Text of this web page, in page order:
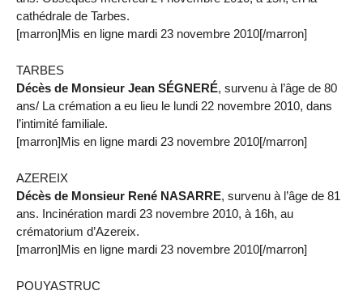
cathédrale de Tarbes.
[marron]Mis en ligne mardi 23 novembre 2010[/marron]
TARBES
Décès de Monsieur Jean SÉGNERÉ, survenu à l’âge de 80
ans/ La crémation a eu lieu le lundi 22 novembre 2010, dans
l’intimité familiale.
[marron]Mis en ligne mardi 23 novembre 2010[/marron]
AZEREIX
Décès de Monsieur René NASARRE, survenu à l’âge de 81
ans. Incinération mardi 23 novembre 2010, à 16h, au
crématorium d’Azereix.
[marron]Mis en ligne mardi 23 novembre 2010[/marron]
POUYASTRUC